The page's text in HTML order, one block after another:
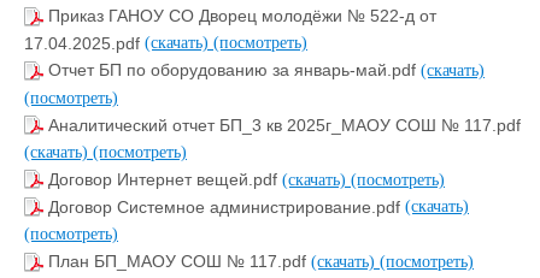
Приказ ГАНОУ СО Дворец молодёжи № 522-д от
17.04.2025.pdf (скачать) (посмотреть)
Отчет БП по оборудованию за январь-май.pdf (скачать)
(посмотреть)
Аналитический отчет БП_3 кв 2025г_МАОУ СОШ № 117.pdf
(скачать) (посмотреть)
Договор Интернет вещей.pdf (скачать) (посмотреть)
Договор Системное администрирование.pdf (скачать)
(посмотреть)
План БП_МАОУ СОШ № 117.pdf (скачать) (посмотреть)